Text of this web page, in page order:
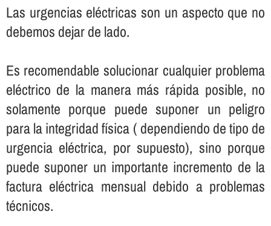
Las urgencias eléctricas son un aspecto que no
debemos dejar de lado.
Es recomendable solucionar cualquier problema
eléctrico de la manera más rápida posible, no
solamente porque puede suponer un peligro
para la integridad fí­sica ( dependiendo de tipo de
urgencia eléctrica, por supuesto), sino porque
puede suponer un importante incremento de la
factura eléctrica mensual debido a problemas
técnicos.